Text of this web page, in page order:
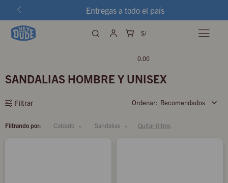
Entregas a todo el país
S/
0.00

SANDALIAS HOMBRE Y UNISEX
Recomendados
Filtrando por: Calzado Sandalias Quitar filtros